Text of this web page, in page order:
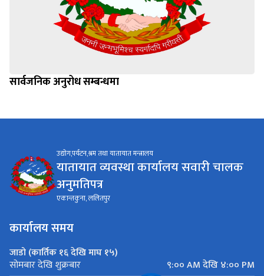
सार्वजनिक अनुरोध सम्बन्धमा
उद्योग,पर्यटन,श्रम तथा यातायात मन्त्रालय
यातायात व्यवस्था कार्यालय सवारी चालक
अनुमतिपत्र
एकान्तकुना, ललितपुर
कार्यालय समय
जाडो (कार्तिक १६ देखि माघ १५)
सोमबार देखि शुक्रबार
९:०० AM देखि ४:०० PM